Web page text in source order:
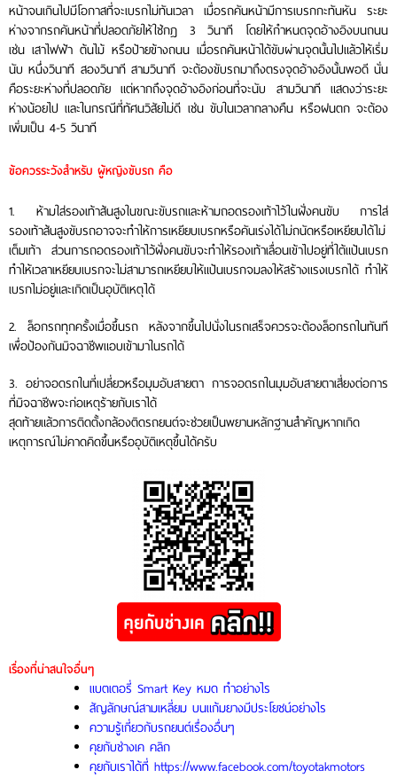
หน้าจนเกินไปมีโอกาสที่จะเบรกไม่ทันเวลา เมื่อรถคันหน้ามีการเบรกกะทันหัน ระยะ
ห่างจากรถคันหน้าที่ปลอดภัยให้ใช้กฎ 3 วินาที โดยให้กำหนดจุดอ้างอิงบนถนน
เช่น เสาไฟฟ้า ต้นไม้ หรือป้ายข้างถนน เมื่อรถคันหน้าได้ขับผ่านจุดนั้นไปแล้วให้เริ่ม
นับ หนึ่งวินาที สองวินาที สามวินาที จะต้องขับรถมาถึงตรงจุดอ้างอิงนั้นพอดี นั่น
คือระยะห่างที่ปลอดภัย แต่หากถึงจุดอ้างอิงก่อนที่จะนับ สามวินาที แสดงว่าระยะ
ห่างน้อยไป และในกรณีที่ทัศนวิสัยไม่ดี เช่น ขับในเวลากลางคืน หรือฝนตก จะต้อง
เพิ่มเป็น 4-5 วินาที
ข้อควรระวังสำหรับ ผู้หญิงขับรถ คือ
1. ห้ามใส่รองเท้าส้นสูงในขณะขับรถและห้ามถอดรองเท้าไว้ในฝั่งคนขับ การใส่
รองเท้าส้นสูงขับรถอาจจะทำให้การเหยียบเบรกหรือคันเร่งได้ไม่ถนัดหรือเหยียบได้ไม่
เต็มเท้า ส่วนการถอดรองเท้าไว้ฝั่งคนขับจะทำให้รองเท้าเลื่อนเข้าไปอยู่ที่ใต้แป้นเบรก
ทำให้เวลาเหยียบเบรกจะไม่สามารถเหยียบให้แป้นเบรกจมลงให้สร้างแรงเบรกได้ ทำให้
เบรกไม่อยู่และเกิดเป็นอุบัติเหตุได้
2. ล็อกรถทุกครั้งเมื่อขึ้นรถ หลังจากขึ้นไปนั่งในรถเสร็จควรจะต้องล็อกรถในทันที
เพื่อป้องกันมิจฉาชีพแอบเข้ามาในรถได้
3. อย่าจอดรถในที่เปลี่ยวหรือมุมอับสายตา การจอดรถในมุมอับสายตาเสี่ยงต่อการ
ที่มิจฉาชีพจะก่อเหตุร้ายกับเราได้
สุดท้ายแล้วการติดตั้งกล้องติดรถยนต์จะช่วยเป็นพยานหลักฐานสำคัญหากเกิด
เหตุการณ์ไม่คาดคิดขึ้นหรืออุบัติเหตุขึ้นได้ครับ
เรื่องที่น่าสนใจอื่นๆ
แบตเตอรี่ Smart Key หมด ทำอย่างไร
สัญลักษณ์สามเหลี่ยม บนแก้มยางมีประโยชน์อย่างไร
ความรู้เกี่ยวกับรถยนต์เรื่องอื่นๆ
คุยกับช่างเค คลิก
คุยกับเราได้ที่ https://www.facebook.com/toyotakmotors